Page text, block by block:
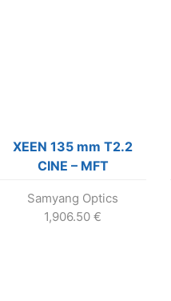
XEEN 135 mm T2.2
CINE – MFT
Samyang Optics
1,906.50 €